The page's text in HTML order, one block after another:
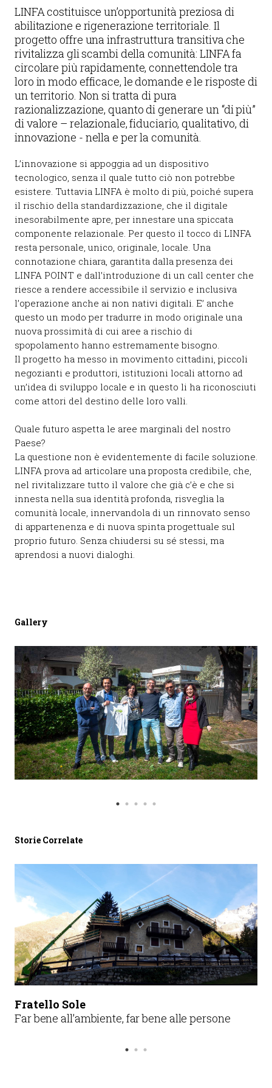
LINFA costituisce un’opportunità preziosa di
abilitazione e rigenerazione territoriale. Il
progetto offre una infrastruttura transitiva che
rivitalizza gli scambi della comunità: LINFA fa
circolare più rapidamente, connettendole tra
loro in modo efficace, le domande e le risposte di
un territorio. Non si tratta di pura
razionalizzazione, quanto di generare un “di più”
di valore – relazionale, fiduciario, qualitativo, di
innovazione - nella e per la comunità.
L’innovazione si appoggia ad un dispositivo
tecnologico, senza il quale tutto ciò non potrebbe
esistere. Tuttavia LINFA è molto di più, poiché supera
il rischio della standardizzazione, che il digitale
inesorabilmente apre, per innestare una spiccata
componente relazionale. Per questo il tocco di LINFA
resta personale, unico, originale, locale. Una
connotazione chiara, garantita dalla presenza dei
LINFA POINT e dall’introduzione di un call center che
riesce a rendere accessibile il servizio e inclusiva
l’operazione anche ai non nativi digitali. E’ anche
questo un modo per tradurre in modo originale una
nuova prossimità di cui aree a rischio di
spopolamento hanno estremamente bisogno.
Il progetto ha messo in movimento cittadini, piccoli
negozianti e produttori, istituzioni locali attorno ad
un’idea di sviluppo locale e in questo li ha riconosciuti
come attori del destino delle loro valli.
Quale futuro aspetta le aree marginali del nostro
Paese?
La questione non è evidentemente di facile soluzione.
LINFA prova ad articolare una proposta credibile, che,
nel rivitalizzare tutto il valore che già c’è e che si
innesta nella sua identità profonda, risveglia la
comunità locale, innervandola di un rinnovato senso
di appartenenza e di nuova spinta progettuale sul
proprio futuro. Senza chiudersi su sé stessi, ma
aprendosi a nuovi dialoghi.
Gallery
Storie Correlate
Fratello Sole
Far bene all’ambiente, far bene alle persone